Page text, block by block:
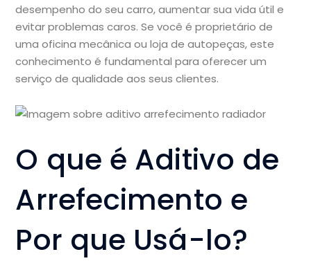
desempenho do seu carro, aumentar sua vida útil e
evitar problemas caros. Se você é proprietário de
uma oficina mecânica ou loja de autopeças, este
conhecimento é fundamental para oferecer um
serviço de qualidade aos seus clientes.
O que é Aditivo de
Arrefecimento e
Por que Usá-lo?